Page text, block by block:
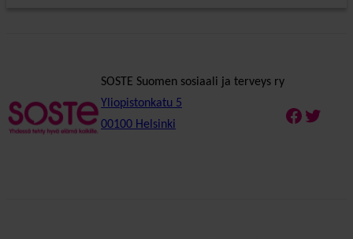
SOSTE Suomen sosiaali ja terveys ry
Yliopistonkatu 5
00100 Helsinki